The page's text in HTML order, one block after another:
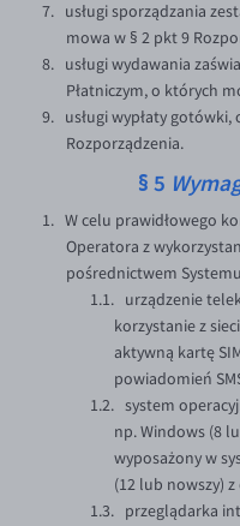
usługi sporządzania
mowa w § 2 pkt 9
usługi wydawania
Płatniczym, o których
usługi wypłaty
Rozporządzenia.
§ 5
W celu prawidłowego
Operatora z
pośrednictwem
urządzenie
korzystanie z
aktywną kartę
powiadomień
system
np. Windows (8
wyposażony w
(12 lub nowszy)
przeglądarka